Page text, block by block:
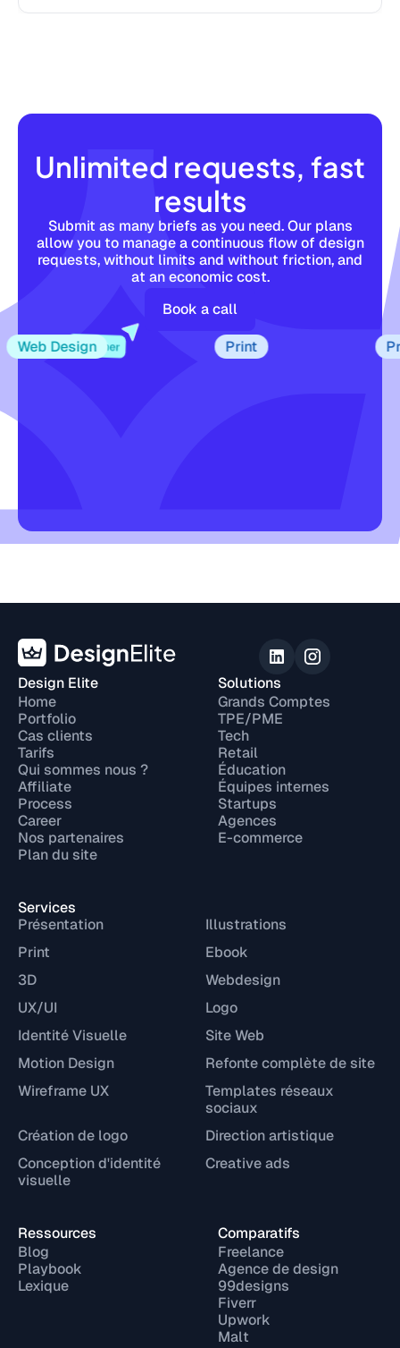
Unlimited requests, fast
results
Submit as many briefs as you need. Our plans
allow you to manage a continuous flow of design
requests, without limits and without friction, and
at an economic cost.
Book a call
Design
Print Print
Design Elite
Home
Portfolio
Cas clients
Tarifs
Qui sommes nous ?
Affiliate
Process
Career
Nos partenaires
Plan du site
Services
Présentation
Illustrations
Print
Ebook
3D
Webdesign
UX/UI
Logo
Identité Visuelle
Site Web
Motion Design
Refonte complète de site
Wireframe UX
Templates réseaux
sociaux
Création de logo
Direction artistique
Conception d'identité
visuelle
Creative ads
Solutions
Grands Comptes
TPE/PME
Tech
Retail
Éducation
Équipes internes
Startups
Agences
E-commerce
Ressources
Blog
Playbook
Lexique
Comparatifs
Freelance
Agence de design
99designs
Fiverr
Upwork
Malt